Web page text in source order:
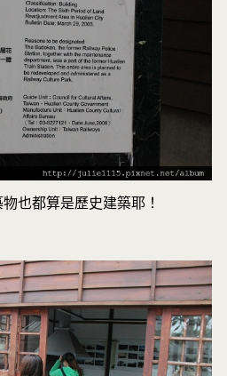
也都算是歷史建築耶！